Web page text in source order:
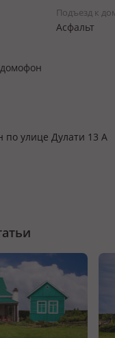
Подъезд к
Асфальт
по улице Дулати 13 А